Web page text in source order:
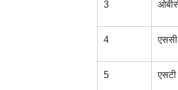
3
4 एससी
5 एसटी